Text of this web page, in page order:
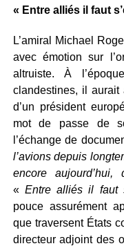
« Entre alliés il faut
L’amiral Michael
avec émotion sur
altruiste. À
clandestines, il aurait
d’un président
mot de passe de
l’échange de
l’avions depuis
encore aujourd’hui,
« Entre alliés il faut
pouce assurément
que traversent États
directeur adjoint des